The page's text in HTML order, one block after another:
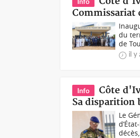
Commissariat
du
de
il y
Info
Côte
Sa disparition
Le